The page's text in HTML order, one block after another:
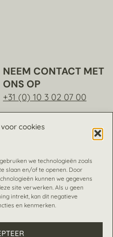
cookies
we technologieën zoals
slaan en/of te openen. Door
kunnen we gegevens
site verwerken. Als u geen
intrekt, kan dit negatieve
en kenmerken.
NEEM CONTACT MET
ONS OP
+31 (0) 10 3 02 07 00
E-MAILEN